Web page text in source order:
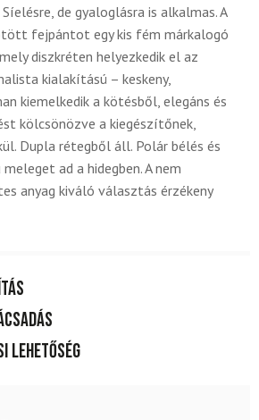
de gyaloglásra is alkalmas. A
fejpántot egy kis fém márkalogó
diszkréten helyezkedik el az
kialakítású – keskeny,
kiemelkedik a kötésből, elegáns és
kölcsönözve a kiegészítőnek,
Dupla rétegből áll. Polár bélés és
ad a hidegben. A nem
anyag kiváló választás érzékeny
lehetőség